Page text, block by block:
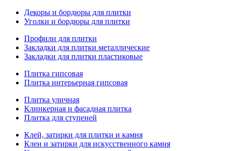
Декоры и бордюры для плитки
Уголки и бордюры для плитки
Профили для плитки
Закладки для плитки металлические
Закладки для плитки пластиковые
Плитка гипсовая
Плитка интерьерная гипсовая
Плитка уличная
Клинкерная и фасадная плитка
Плитка для ступеней
Клей, затирки для плитки и камня
Клеи и затирки для искусственного камня